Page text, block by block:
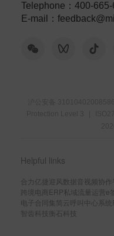
Telephone ： 400-665-
E-mail
：
Helpful links
合力亿捷迎风数据 音视频协作
跨境电商ERP私域流量运营e
电子合同 集简云 呼叫中心系统
智齿科技衡石科技